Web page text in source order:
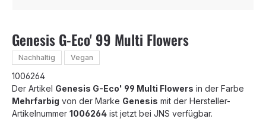
Genesis G-Eco' 99 Multi Flowers
Nachhaltig Vegan
1006264
Der Artikel Genesis G-Eco' 99 Multi Flowers in der Farbe
Mehrfarbig von der Marke Genesis mit der Hersteller-
Artikelnummer 1006264 ist jetzt bei JNS verfügbar.